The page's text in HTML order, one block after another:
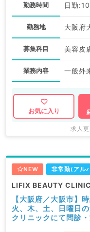
勤務時間 日勤
勤務地 大阪府
募集科目 美容皮
業務内容 一般外
お気に入り
求人
NEW 非常勤(アル
LIFIX BEAUTY CLINIC
【大阪府／大阪市
火、木、土、日曜日
クリニックにて問診